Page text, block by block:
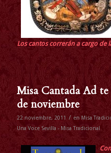
Los cantos correrán a cargo de
Misa Cantada Ad
de noviembre
22 noviembre, 2011 / en Misa
Una Voce Sevilla - Misa Tradicional